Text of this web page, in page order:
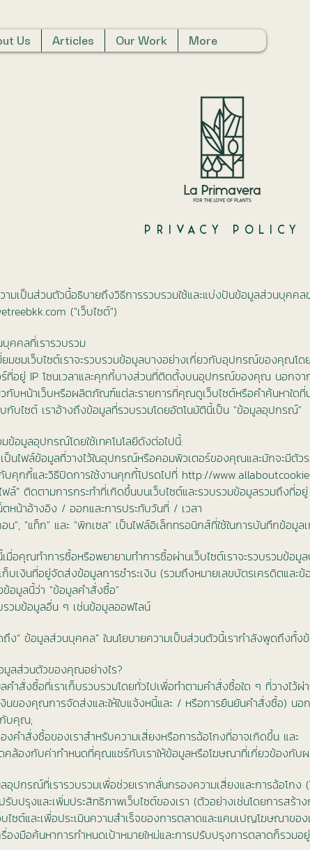
Us Articles Our Work More
PRIVACY POLICY
ามเป็นส่วนตัวนี้อธิบายถึงวิธีการรวบรวมใช้และแบ่งปันข้อมูลส่วนบุค
("เว็บไซต์")
คคลที่เรารวบรวม
มชมเว็บไซต์เราจะรวบรวมข้อมูลบางอย่างเกี่ยวกับอุปกรณ์ของคุณโ
ร์ที่อยู่ IP โซนเวลาและคุกกี้บางส่วนที่ติดตั้งบนอุปกรณ์ของคุณ นอกจา
กับหน้าเว็บหรือผลิตภัณฑ์แต่ละรายการที่คุณดูเว็บไซต์หรือคำค้นหาใด
บไซต์ เราอ้างถึงข้อมูลที่รวบรวมโดยอัตโนมัตินี้เป็น "ข้อมูลอุปกรณ์"
มข้อมูลอุปกรณ์โดยใช้เทคโนโลยีดังต่อไปนี้:
ป็นไฟล์ข้อมูลที่วางไว้ในอุปกรณ์หรือคอมพิวเตอร์ของคุณและมักจะมีตัว
บคุกกี้และวิธีปิดการใช้งานคุกกี้โปรดไปที่ http://
ล์” ติดตามการกระทำที่เกิดขึ้นบนเว็บไซต์และรวบรวมข้อมูลรวมถึงที่อ
ตหน้าอ้างอิง / ออกและการประทับวันที่ / เวลา
น", "แท็ก" และ "พิกเซล" เป็นไฟล์อิเล็กทรอนิกส์ที่ใช้ในการบันทึกข้อมู
มื่อคุณทำการซื้อหรือพยายามทำการซื้อผ่านเว็บไซต์เราจะรวบรวมข้อ
ก็บเงินที่อยู่จัดส่งข้อมูลการชำระเงิน (รวมถึงหมายเลขบัตรเครดิตและ
ข้อมูลนี้ว่า "ข้อมูลคำสั่งซื้อ"
รวมข้อมูลอื่น ๆ เช่นข้อมูลออฟไลน์
ถึง“ ข้อมูลส่วนบุคคล” ในนโยบายความเป็นส่วนตัวนี้เรากำลังพูดถึงทั้
อมูลส่วนตัวของคุณอย่างไร?
ลคำสั่งซื้อที่เราเก็บรวบรวมโดยทั่วไปเพื่อทำตามคำสั่งซื้อใด ๆ ที่วางไว้
งินของคุณการจัดส่งและให้ใบแจ้งหนี้และ / หรือการยืนยันคำสั่งซื้อ) นอ
บคุณ;
คำสั่งซื้อของเราสำหรับความเสี่ยงหรือการฉ้อโกงที่อาจเกิดขึ้น และ
ล้องกับค่ากำหนดที่คุณแชร์กับเราให้ข้อมูลหรือโฆษณาที่เกี่ยวข้องกับ
ลอุปกรณ์ที่เรารวบรวมเพื่อช่วยเรากลั่นกรองความเสี่ยงและการฉ้อโก
รับปรุงและเพิ่มประสิทธิภาพเว็บไซต์ของเรา (ตัวอย่างเช่นโดยการสร้า
ไซต์และเพื่อประเมินความสำเร็จของการตลาดและแคมเปญโฆษณาขอ
รื่องมือค้นหาการกำหนดเป้าหมายใหม่และการปรับปรุงการตลาดก็รวมอ